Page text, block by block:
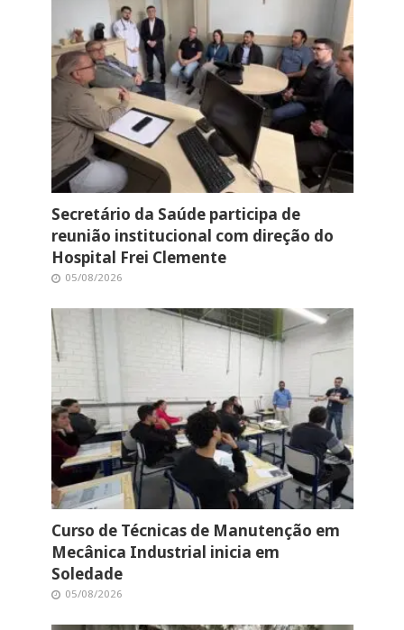
Secretário da Saúde participa de
reunião institucional com direção do
Hospital Frei Clemente
05/08/2026
Curso de Técnicas de Manutenção em
Mecânica Industrial inicia em
Soledade
05/08/2026